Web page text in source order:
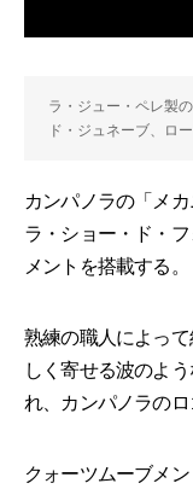
ラ・ジュー・ペレ製
ド・ジュネーブ、ロ
カンパノラの「メ
ラ・ショー・ド・
メントを搭載する。
熟練の職人によっ
しく寄せる波のよ
れ、カンパノラのロ
クォーツムーブメ